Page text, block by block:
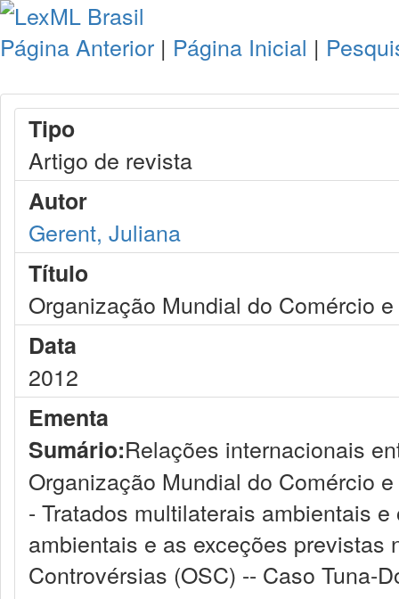
Página Anterior | Página Inicial |
Tipo
Artigo de revista
Autor
Gerent, Juliana
Título
Organização Mundial do Comércio
Data
2012
Ementa
Sumário:Relações internacionais
Organização Mundial do Comércio
- Tratados multilaterais ambientais
ambientais e as exceções previstas
Controvérsias (OSC) -- Caso Tuna-